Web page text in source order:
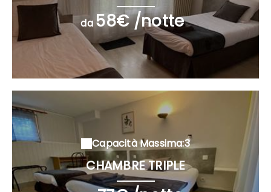
da58€ /notte
Capacità Massima:3
CHAMBRE TRIPLE